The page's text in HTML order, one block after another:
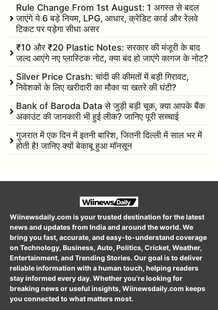
Rule Change From 1st August: 1 अगस्त से बदल
जाएंगे ये 6 बड़े नियम, LPG, आधार, क्रेडिट कार्ड और रेलवे
टिकट पर पड़ेगा सीधा असर
₹10 और ₹20 Plastic Notes: सरकार की मंजूरी के बाद
जल्द आएंगे नए प्लास्टिक नोट, क्या बंद हो जाएंगे कागज के नोट?
Silver Price Crash: चांदी की कीमतों में बड़ी गिरावट,
निवेशकों के लिए खरीदारी का मौका या खतरे की घंटी?
Bank of Baroda Data से जुड़ी बड़ी चूक, क्या आपके बैंक
अकाउंट की जानकारी भी हुई लीक? जानिए पूरी सच्चाई
गुजरात में एक दिन में इतनी बारिश, जितनी दिल्ली में साल भर में
होती है! जानिए क्यों बेकाबू हुआ मॉनसून
Wiinewsdaily.com is your trusted destination for the latest
news and updates from India and around the world. We
bring you fast, accurate, and easy-to-understand coverage
on Technology, Business, Auto, Politics, Cricket, Weather,
Entertainment, and Trending Stories. Our goal is to deliver
reliable information with a human touch, helping readers
stay informed every day. Whether you're looking for
breaking news or useful insights, Wiinewsdaily.com keeps
you connected to what matters most.